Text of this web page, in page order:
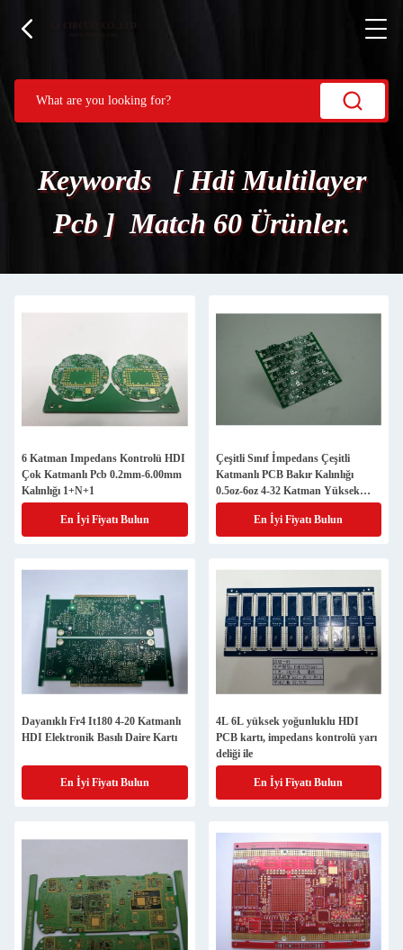
Keywords [ Hdi Multilayer
Pcb ] Match 60 Ürünler.
6 Katman Impedans Kontrolü HDI
Çok Katmanlı Pcb 0.2mm-6.00mm
Kalınlığı 1+N+1
En İyi Fiyatı Bulun
Çeşitli Sınıf İmpedans Çeşitli
Katmanlı PCB Bakır Kalınlığı
0.5oz-6oz 4-32 Katman Yüksek
Nitelik Bağlantısı HDI
En İyi Fiyatı Bulun
Dayanıklı Fr4 It180 4-20 Katmanlı
HDI Elektronik Basılı Daire Kartı
En İyi Fiyatı Bulun
4L 6L yüksek yoğunluklu HDI
PCB kartı, impedans kontrolü yarı
deliği ile
En İyi Fiyatı Bulun